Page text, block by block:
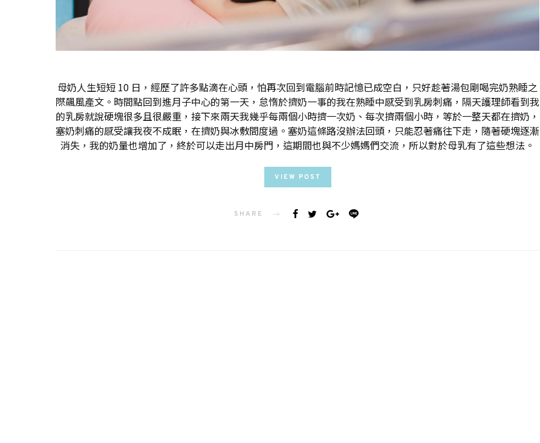
母奶人生短短 10 日，經歷了許多點滴在心頭，怕再次回到電腦前時記憶已成空白，只好趁著湯包剛喝完奶熟睡之
際飆風產文。時間點回到進月子中心的第一天，怠惰於擠奶一事的我在熟睡中感受到乳房刺痛，隔天護理師看到我
的乳房就說硬塊很多且很嚴重，接下來兩天我幾乎每兩個小時擠一次奶、每次擠兩個小時，等於一整天都在擠奶，
塞奶刺痛的感受讓我夜不成眠，在擠奶與冰敷間度過。塞奶這條路沒辦法回頭，只能忍著痛往下走，隨著硬塊逐漸
消失，我的奶量也增加了，終於可以走出月中房門，這期間也與不少媽媽們交流，所以對於母乳有了這些想法。
VIEW POST
SHARE